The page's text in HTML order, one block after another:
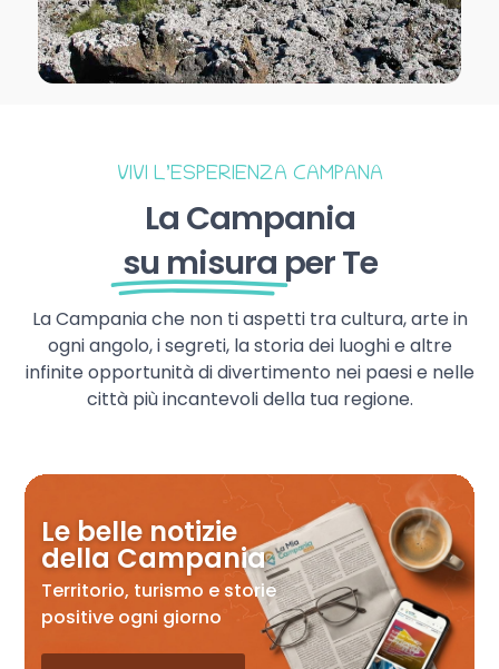
VIVI L’ESPERIENZA CAMPANA
La Campania
su misura per Te
La Campania che non ti aspetti tra cultura, arte in
ogni angolo, i segreti, la storia dei luoghi e altre
infinite opportunità di divertimento nei paesi e nelle
città più incantevoli della tua regione.
Le belle notizie
della Campania
Territorio, turismo e storie
positive ogni giorno